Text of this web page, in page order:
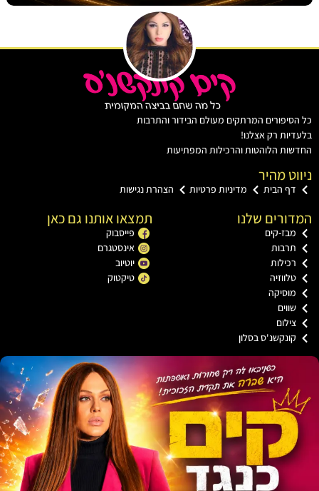
המרתקים מעולם הבידור והתרבות
רק אצלנו!
הלוהטות והרכילות המפתיעות
מהיר
הבית מדיניות פרטיות הצהרת נגישות
שלנו
קים
בסלון
תמצאו אותנו גם כאן
פייסבוק
אינסטגרם
יוטיוב
טיקטוק